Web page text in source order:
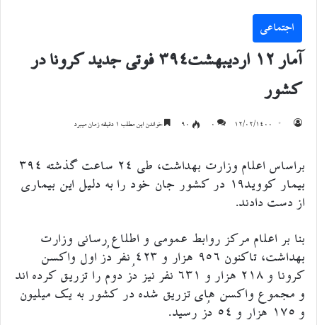
اجتماعی
آمار ۱۲ اردیبهشت۳۹۴ فوتی جدید کرونا در
کشور
۱۲/۰۲/۱۴۰۰ ۰ 90 خواندن این مطلب 1 دقیقه زمان میبرد
براساس اعلام وزارت بهداشت، طی ۲۴ ساعت گذشته ۳۹۴
بیمار کووید۱۹ در کشور جان خود را به دلیل این بیماری
از دست دادند.
بنا بر اعلام مرکز روابط عمومی و اطلاع رسانی وزارت
بهداشت، تاکنون ۹۵۶ هزار و ۴۲۳ نفر دُز اول واکسن
کرونا و ۲۱۸ هزار و ۶۳۱ نفر نیز دُز دوم را تزریق کرده اند
و مجموع واکسن های تزریق شده در کشور به یک میلیون
و ۱۷۵ هزار و ۵۴ دُز رسید.